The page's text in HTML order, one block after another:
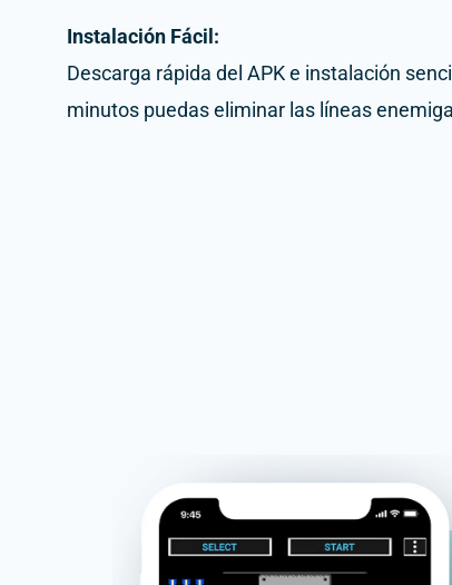
Instalación Fácil:
Descarga rápida del APK e instalación
minutos puedas eliminar las líneas